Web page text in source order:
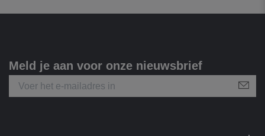
Meld je aan voor onze nieuwsbrief